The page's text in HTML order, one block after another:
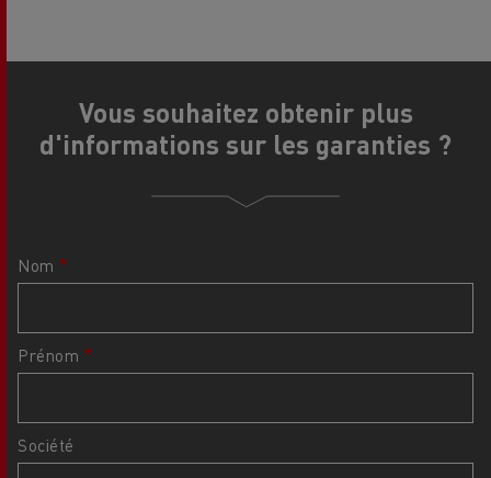
Vous souhaitez obtenir plus
d'informations sur les garanties ?
Nom
Prénom
Société